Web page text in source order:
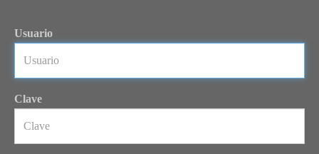
Usuario
Clave